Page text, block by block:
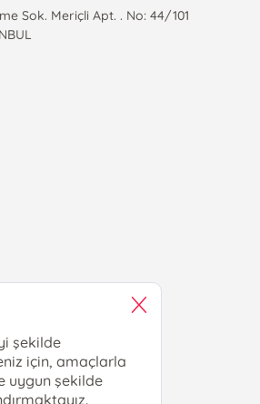
Sok. Meriçli Apt. . No: 44/101
şekilde
için, amaçlarla
uygun şekilde